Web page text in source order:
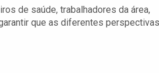
de saúde, trabalhadores da área,
que as diferentes perspectivas